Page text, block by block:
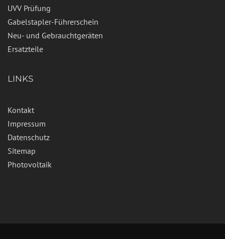
UVV Prüfung
Gabelstapler-Führerschein
Neu- und Gebrauchtgeräten
Ersatzteile
LINKS
Kontakt
Impressum
Datenschutz
Sitemap
Photovoltaik